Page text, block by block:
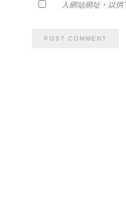
人網站網址，以供